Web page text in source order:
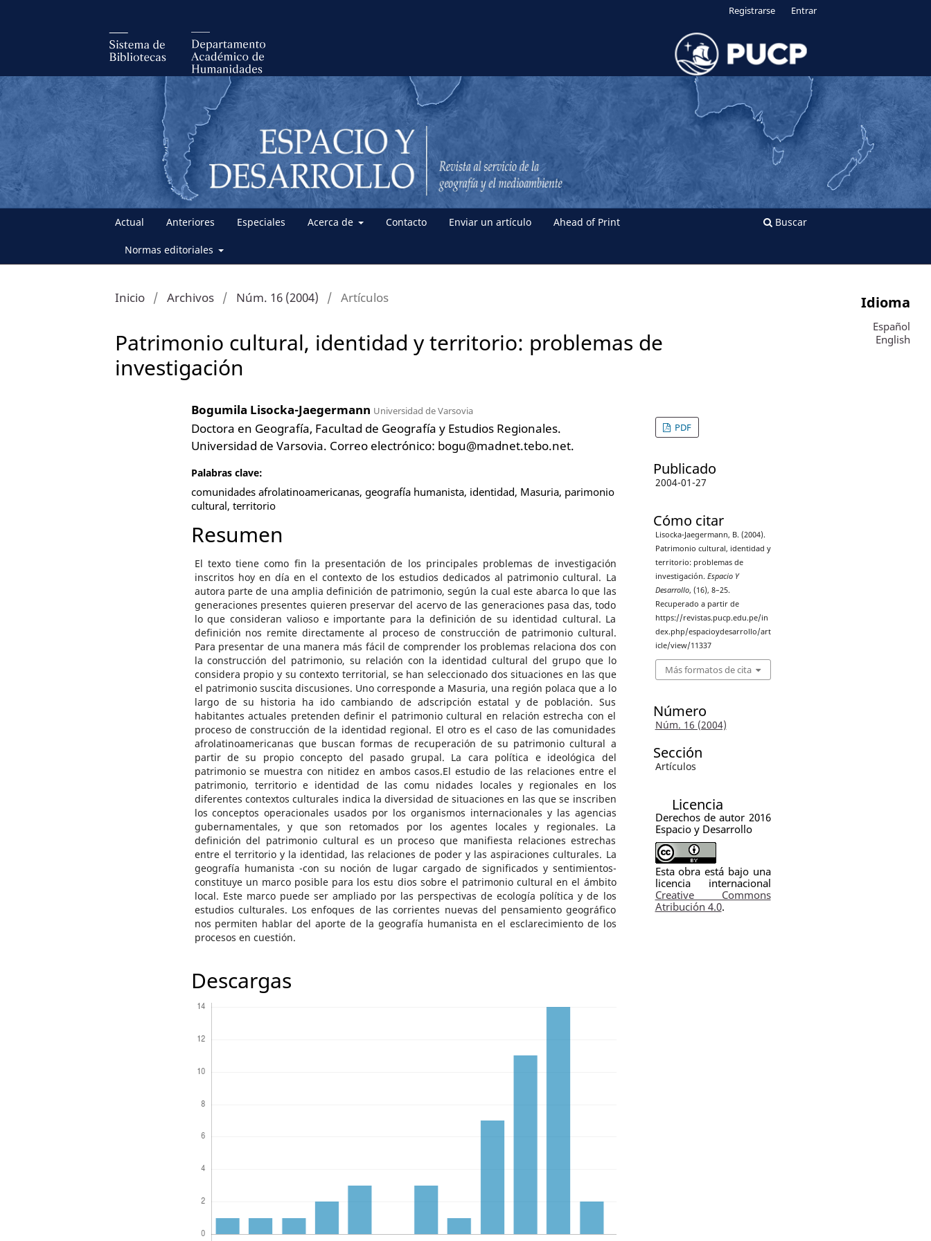
Actual Anteriores Especiales Acerca de Contacto Enviar un artículo Ahead of Print
Normas editoriales
Buscar
Registrarse Entrar
Inicio / Archivos / Núm. 16 (2004) / Artículos
Patrimonio cultural, identidad y territorio: problemas de
investigación
Bogumila Lisocka-Jaegermann Universidad de Varsovia
Doctora en Geografía, Facultad de Geografía y Estudios Regionales.
Universidad de Varsovia. Correo electrónico: bogu@madnet.tebo.net.
Palabras clave:
comunidades afrolatinoamericanas, geografía humanista, identidad, Masuria, parimonio
cultural, territorio
Resumen
El texto tiene como fin la presentación de los principales problemas de investigación
inscritos hoy en día en el contexto de los estudios dedicados al patrimonio cultural. La
autora parte de una amplia definición de patrimonio, según la cual este abarca lo que las
generaciones presentes quieren preservar del acervo de las generaciones pasa das, todo
lo que consideran valioso e importante para la definición de su identidad cultural. La
definición nos remite directamente al proceso de construcción de patri­monio cultural.
Para presentar de una manera más fácil de comprender los problemas relaciona­ dos con
la construcción del patrimonio, su relación con la identidad cultural del grupo que lo
considera propio y su contexto territorial, se han seleccionado dos situaciones en las que
el patrimonio suscita discusiones. Uno corresponde a Masuria, una región polaca que a lo
largo de su historia ha ido cambiando de adscripción estatal y de población. Sus
habitantes actuales pretenden definir el patrimonio cultural en relación estrecha con el
proceso de construcción de la identidad regional. El otro es el caso de las comunidades
afrolatinoamericanas que buscan formas de recuperación de su patrimonio cultural a
partir de su propio concepto del pasado grupal. La cara política e ideológica del
patrimonio se muestra con nitidez en ambos casos.El estudio de las relaciones entre el
patrimonio, territorio e identidad de las comu­ nidades locales y regionales en los
diferentes contextos culturales indica la diversidad de situaciones en las que se inscriben
los conceptos operacionales usados por los organismos internacionales y las agencias
gubernamentales, y que son retomados por los agentes locales y regionales. La
definición del patrimonio cultural es un proceso que manifiesta relaciones estrechas
entre el territorio y la identidad, las relaciones de poder y las aspiraciones culturales. La
geografía humanista -con su noción de lugar cargado de significados y sentimientos-
constituye un marco posible para los estu­ dios sobre el patrimonio cultural en el ámbito
local. Este marco puede ser ampliado por las perspectivas de ecología política y de los
estudios culturales. Los enfoques de las corrientes nuevas del pensamiento geográfico
nos permiten hablar del aporte de la geografía humanista en el esclarecimiento de los
procesos en cuestión.
Descargas
PDF
Publicado
2004-01-27
Cómo citar
Lisocka-Jaegermann, B. (2004).
Patrimonio cultural, identidad y
territorio: problemas de
investigación. Espacio Y
Desarrollo, (16), 8–25.
Recuperado a partir de
https://revistas.pucp.edu.pe/in
dex.php/espacioydesarrollo/art
icle/view/11337
Más formatos de cita
Número
Núm. 16 (2004)
Sección
Artículos
Licencia
Derechos de autor 2016
Espacio y Desarrollo
Esta obra está bajo una
licencia internacional
Creative Commons
Atribución 4.0.
Idioma
Español
English